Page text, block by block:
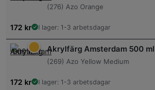
(276) Azo Orange
172 kr I lager: 1-3 arbetsdagar
Akrylfärg Amsterdam 500 ml
(269) Azo Yellow Medium
172 kr I lager: 1-3 arbetsdagar